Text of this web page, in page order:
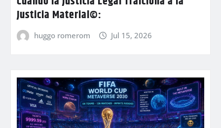
Justicia Material©:
huggo romerom Jul 15, 2026